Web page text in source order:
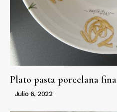
Plato pasta porcelana fina
Julio 6, 2022